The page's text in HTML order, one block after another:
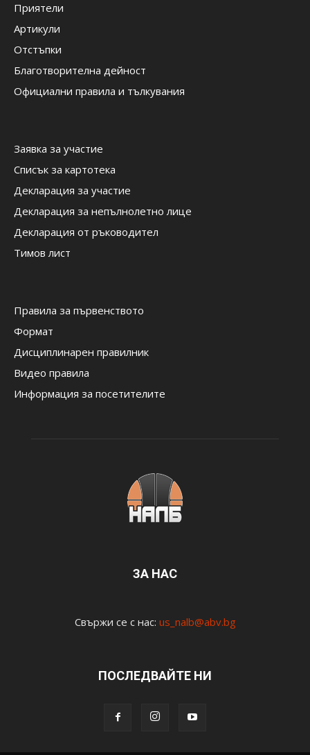
Приятели
Артикули
Отстъпки
Благотворителна дейност
Официални правила и тълкувания
Заявка за участие
Списък за картотека
Декларация за участие
Декларация за непълнолетно лице
Декларация от ръководител
Тимов лист
Правила за първенството
Формат
Дисциплинарен правилник
Видео правила
Информация за посетителите
ЗА НАС
Свържи се с нас: us_nalb@abv.bg
ПОСЛЕДВАЙТЕ НИ